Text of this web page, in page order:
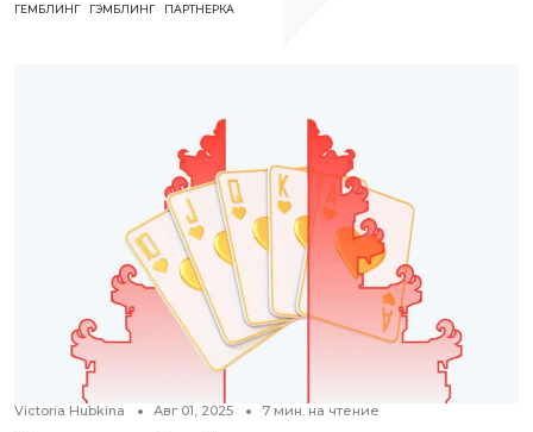
ГЕМБЛИНГ ГЭМБЛИНГ ПАРТНЕРКА
Victoria Hubkina Авг 01, 2025 7 мин. на чтение